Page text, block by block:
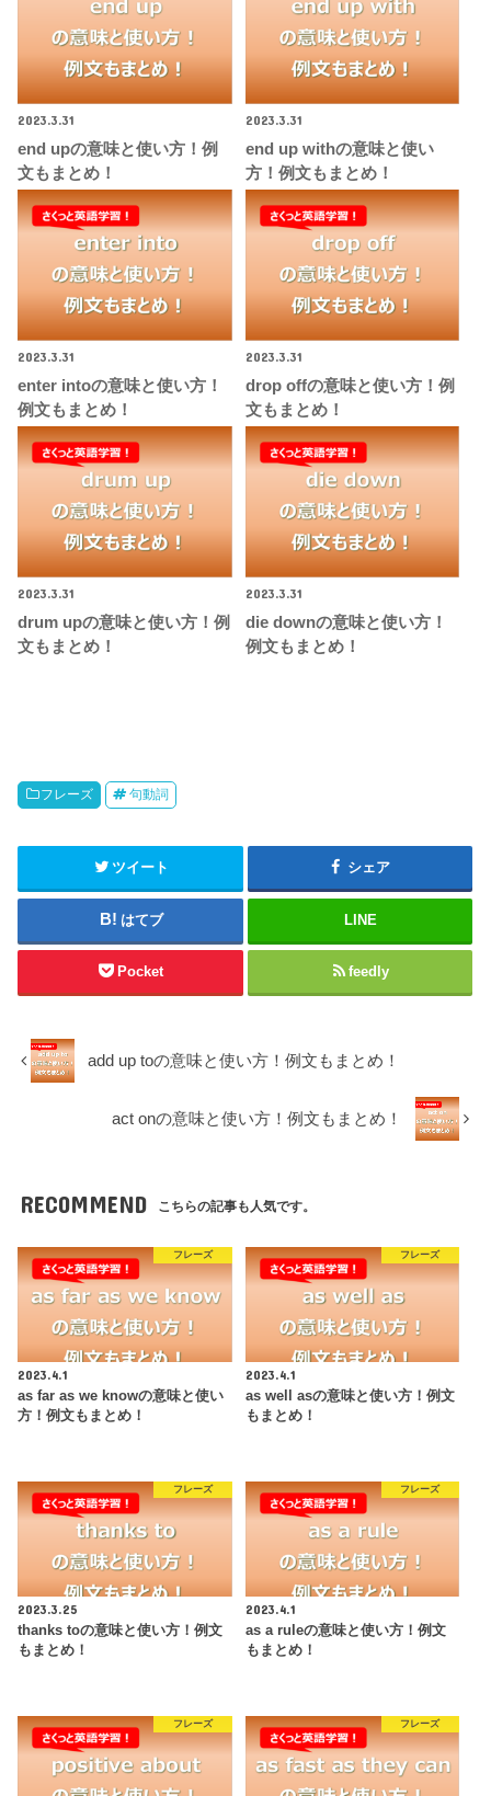
2023.3.31
end upの意味と使い方！例
文もまとめ！
2023.3.31
end up withの意味と使い
方！例文もまとめ！
2023.3.31
enter intoの意味と使い方！
例文もまとめ！
2023.3.31
drop offの意味と使い方！例
文もまとめ！
2023.3.31
drum upの意味と使い方！例
文もまとめ！
2023.3.31
die downの意味と使い方！
例文もまとめ！
フレーズ 句動詞
ツイート シェア
はてブ LINE
Pocket feedly
add up toの意味と使い方！例文もまとめ！
act onの意味と使い方！例文もまとめ！
RECOMMEND こちらの記事も人気です。
フレーズ
2023.4.1
as far as we knowの意味と使い
方！例文もまとめ！
フレーズ
2023.4.1
as well asの意味と使い方！例文
もまとめ！
フレーズ
2023.3.25
thanks toの意味と使い方！例文
もまとめ！
フレーズ
2023.4.1
as a ruleの意味と使い方！例文
もまとめ！
フレーズ フレーズ